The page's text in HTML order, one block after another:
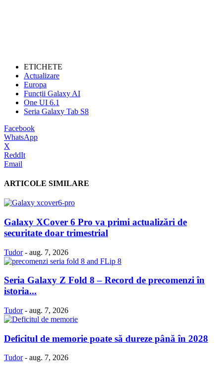
ETICHETE
Actualizare
Europa
Funcții Galaxy AI
One UI 6.1
Seria Galaxy Tab S8
Facebook
WhatsApp
X
ReddIt
Email
ARTICOLE SIMILARE
Galaxy XCover 6 Pro va primi actualizări de
securitate doar trimestrial
Tudor - aug. 7, 2026
Seria Galaxy Z Fold 8 – Record de precomenzi în
istoria...
Tudor - aug. 7, 2026
Deficitul de memorie poate să dureze până în 2028
Tudor - aug. 7, 2026